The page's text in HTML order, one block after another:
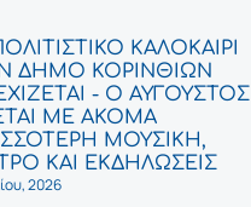
ΚΑΛΟΚΑΙΡΙ
ΔΗΜΟ ΚΟΡΙΝΘΙΩΝ
- Ο ΑΥΓΟΥΣΤΟΣ
ΜΕ ΑΚΟΜΑ
ΜΟΥΣΙΚΗ,
ΚΑΙ ΕΚΔΗΛΩΣΕΙΣ
2026